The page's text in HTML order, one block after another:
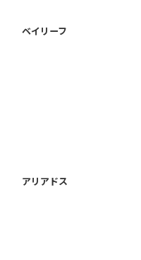
ベイリーフ
アリアドス